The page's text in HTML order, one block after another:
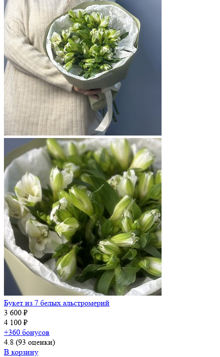
Букет из 7 белых альстромерий
3 600 ₽
4 100 ₽
+360 бонусов
4.8 (93 оценки)
В корзину